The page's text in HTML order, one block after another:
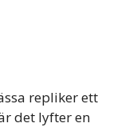
repliker ett
det lyfter en